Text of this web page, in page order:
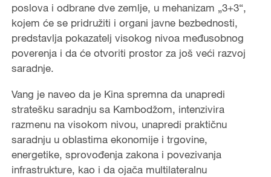
poslova i odbrane dve zemlje, u mehanizam „3+3“,
kojem će se pridružiti i organi javne bezbednosti,
predstavlja pokazatelj visokog nivoa međusobnog
poverenja i da će otvoriti prostor za još veći razvoj
saradnje.
Vang je naveo da je Kina spremna da unapredi
stratešku saradnju sa Kambodžom, intenzivira
razmenu na visokom nivou, unapredi praktičnu
saradnju u oblastima ekonomije i trgovine,
energetike, sprovođenja zakona i povezivanja
infrastrukture, kao i da ojača multilateralnu